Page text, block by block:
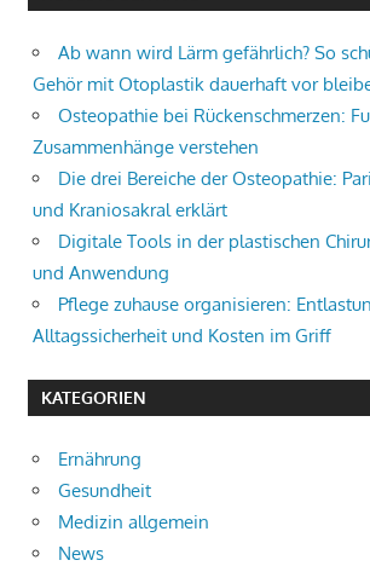
Ab wann wird Lärm gefährlich? So
Gehör mit Otoplastik dauerhaft vor
Osteopathie bei Rückenschmerzen:
Zusammenhänge verstehen
Die drei Bereiche der Osteopathie:
und Kraniosakral erklärt
Digitale Tools in der plastischen
und Anwendung
Pflege zuhause organisieren:
Alltagssicherheit und Kosten im Griff
KATEGORIEN
Ernährung
Gesundheit
Medizin allgemein
News